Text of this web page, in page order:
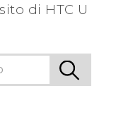
di HTC U